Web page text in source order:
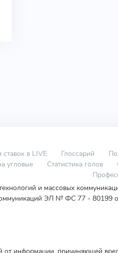
ставок в LIVE Глоссарий
угловые Статистика голов
и массовых
ЭЛ № ФС 77 - 80199
информации, причиняющей